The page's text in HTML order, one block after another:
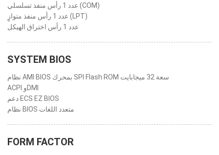
عدد 1 رأس منفذ تسلسلي (COM)
عدد 1 رأس منفذ متوازٍ (LPT)
عدد 1 رأس اختراق الهيكل
SYSTEM BIOS
نظام AMI BIOS بمحرك SPI Flash ROM سعة 32 ميجابايت
ACPI وDMI
دعم ECS EZ BIOS
نظام BIOS متعدد اللغات
FORM FACTOR